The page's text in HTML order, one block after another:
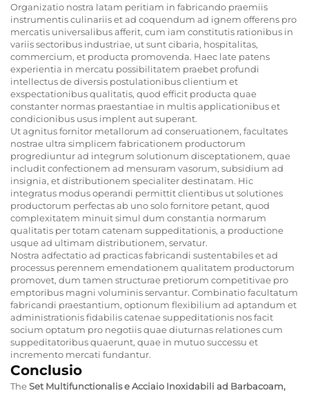
Organizatio nostra latam peritiam in fabricando praemiis
instrumentis culinariis et ad coquendum ad ignem offerens pro
mercatis universalibus afferit, cum iam constitutis rationibus in
variis sectoribus industriae, ut sunt cibaria, hospitalitas,
commercium, et producta promovenda. Haec late patens
experientia in mercatu possibilitatem praebet profundi
intellectus de diversis postulationibus clientium et
exspectationibus qualitatis, quod efficit producta quae
constanter normas praestantiae in multis applicationibus et
condicionibus usus implent aut superant.
Ut agnitus fornitor metallorum ad conseruationem, facultates
nostrae ultra simplicem fabricationem productorum
progrediuntur ad integrum solutionum disceptationem, quae
includit confectionem ad mensuram vasorum, subsidium ad
insignia, et distributionem specialiter destinatam. Hic
integratus modus operandi permittit clientibus ut solutiones
productorum perfectas ab uno solo fornitore petant, quod
complexitatem minuit simul dum constantia normarum
qualitatis per totam catenam suppeditationis, a productione
usque ad ultimam distributionem, servatur.
Nostra adfectatio ad practicas fabricandi sustentabiles et ad
processus perennem emendationem qualitatem productorum
promovet, dum tamen structurae pretiorum competitivae pro
emptoribus magni voluminis servantur. Combinatio facultatum
fabricandi praestantium, optionum flexibilium ad aptandum et
administrationis fidabilis catenae suppeditationis nos facit
socium optatum pro negotiis quae diuturnas relationes cum
suppeditatoribus quaerunt, quae in mutuo successu et
incremento mercati fundantur.
Conclusio
TheSet Multifunctionalis e Acciaio Inoxidabili ad Barbacoam,